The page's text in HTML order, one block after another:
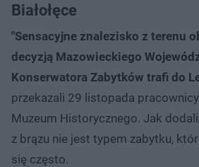
Białołęce
"Sensacyjne znalezisko z terenu
decyzją Mazowieckiego
Konserwatora Zabytków trafi do
przekazali 29 listopada
Muzeum Historycznego. Jak
z brązu nie jest typem zabytku,
się często.